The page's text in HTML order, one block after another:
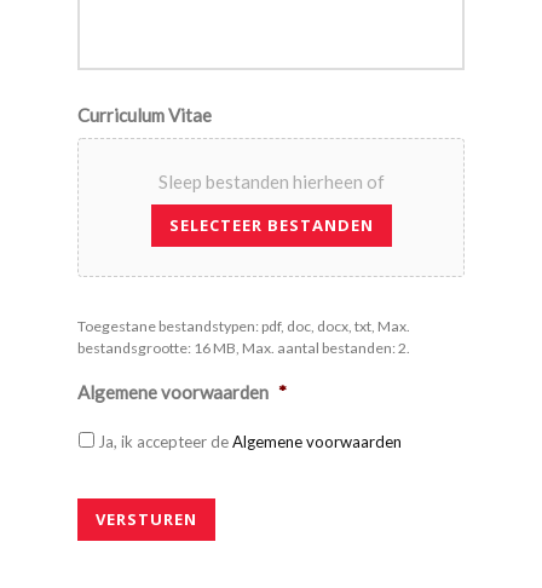
Curriculum Vitae
Sleep bestanden hierheen of
SELECTEER BESTANDEN
Toegestane bestandstypen: pdf, doc, docx, txt, Max.
bestandsgrootte: 16 MB, Max. aantal bestanden: 2.
Algemene voorwaarden *
Ja, ik accepteer deAlgemene voorwaarden
VERSTUREN